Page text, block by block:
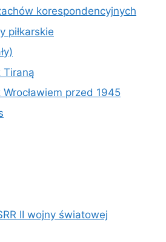
korespondencyjnych
piłkarskie
Tiraną
przed 1945
II wojny światowej